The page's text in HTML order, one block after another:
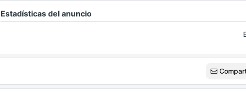
Estadísticas del anuncio